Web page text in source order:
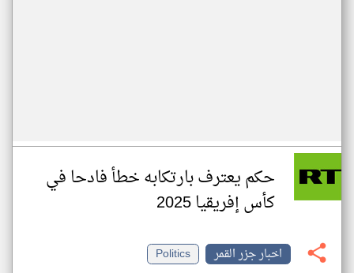
حكم يعترف بارتكابه خطأ فادحا في
كأس إفريقيا 2025
اخبار جزر القمر
Politics